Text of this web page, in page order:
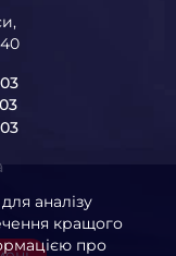
аналізу
кращого
про